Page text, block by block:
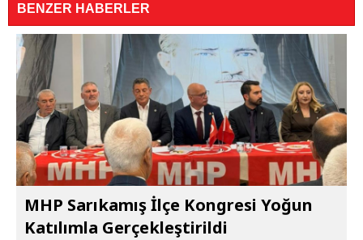
BENZER HABERLER
MHP Sarıkamış İlçe Kongresi Yoğun
Katılımla Gerçekleştirildi